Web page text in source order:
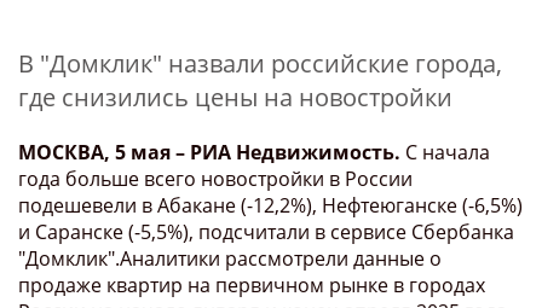
В "Домклик" назвали российские города,
где снизились цены на новостройки
МОСКВА, 5 мая – РИА Недвижимость. С начала
года больше всего новостройки в России
подешевели в Абакане (-12,2%), Нефтеюганске (-6,5%)
и Саранске (-5,5%), подсчитали в сервисе Сбербанка
"Домклик".Аналитики рассмотрели данные о
продаже квартир на первичном рынке в городах